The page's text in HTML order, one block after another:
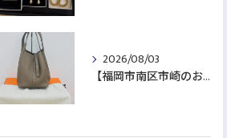
2026/08/03
【福岡市南区市崎のお客様よりブランド品をお買取】